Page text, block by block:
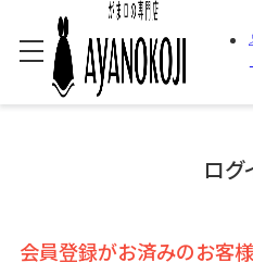
ログ
会員登録がお済みのお客様